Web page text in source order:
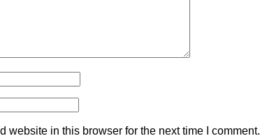
website in this browser for the next time I comment.